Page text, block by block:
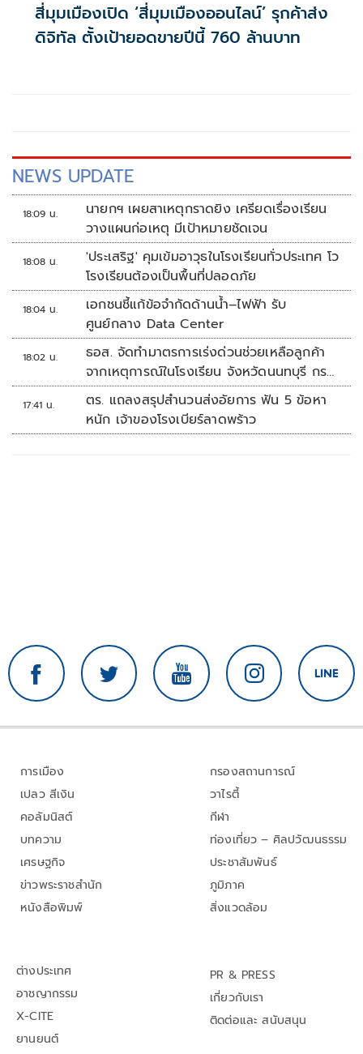
สี่มุมเมืองเปิด ‘สี่มุมเมืองออนไลน์’ รุกค้าส่ง
ดิจิทัล ตั้งเป้ายอดขายปีนี้ 760 ล้านบาท
NEWS UPDATE
18:09 น.
นายกฯ เผยสาเหตุกราดยิง เครียดเรื่องเรียน
วางแผนก่อเหตุ มีเป้าหมายชัดเจน
18:08 น.
'ประเสริฐ' คุมเข้มอาวุธในโรงเรียนทั่วประเทศ โว
โรงเรียนต้องเป็นพื้นที่ปลอดภัย
18:04 น.
เอกชนชี้แก้ข้อจำกัดด้านน้ำ–ไฟฟ้า รับ
ศูนย์กลาง Data Center
18:02 น.
ธอส. จัดทำมาตรการเร่งด่วนช่วยเหลือลูกค้า
จากเหตุการณ์ในโรงเรียน จังหวัดนนทบุรี กรณี
เสียชีวิตหรือทุพพลภาพลดดอกเบี้ยเหลือ
0.01% ต่อปี ตลอดอายุสัญญา
17:41 น.
ตร. แถลงสรุปสำนวนส่งอัยการ ฟัน 5 ข้อหา
หนัก เจ้าของโรงเบียร์ลาดพร้าว
การเมือง
เปลว สีเงิน
คอลัมนิสต์
บทความ
เศรษฐกิจ
ข่าวพระราชสำนัก
หนังสือพิมพ์
กรองสถานการณ์
วาไรตี้
กีฬา
ท่องเที่ยว – ศิลปวัฒนธรรม
ประชาสัมพันธ์
ภูมิภาค
สิ่งแวดล้อม
ต่างประเทศ
อาชญากรรม
X-CITE
ยานยนต์
PR & PRESS
เกี่ยวกับเรา
ติดต่อและ สนับสนุน